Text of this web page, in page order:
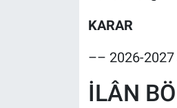
KARAR
–– 2026-2027
İLÂN